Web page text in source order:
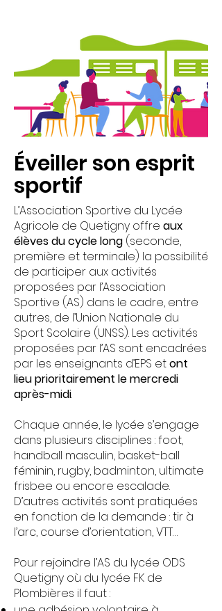
Éveiller son esprit
sportif
L’Association Sportive du Lycée
Agricole de Quetigny offre aux
élèves du cycle long (seconde,
première et terminale) la possibilité
de participer aux activités
proposées par l’Association
Sportive (AS) dans le cadre, entre
autres, de l’Union Nationale du
Sport Scolaire (UNSS). Les activités
proposées par l’AS sont encadrées
par les enseignants d’EPS etont
lieu prioritairement le mercredi
après-midi.
Chaque année, le lycée s’engage
dans plusieurs disciplines : foot,
handball masculin, basket-ball
féminin, rugby, badminton, ultimate
frisbee ou encore escalade.
D’autres activités sont pratiquées
en fonction de la demande : tir à
l’arc, course d’orientation, VTT…
Pour rejoindre l’AS du lycée ODS
Quetigny où du lycée FK de
Plombières il faut :